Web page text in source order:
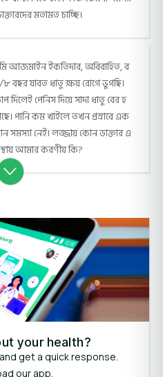
মতামত চাচ্ছি।
ইকতিদার, অবিবাহিত, ব
যাবত ধাতু ক্ষয় রোগে ভুগছি।
পেনিস দিয়ে সাদা ধাতু বের হ
পানি কম খাইলে তখন প্রস্রাবে এক
সমস্যা নেই। লজ্জায় কোন ডাক্তার এ
আমার করণীয় কি?
your health?
get a quick response.
our app.